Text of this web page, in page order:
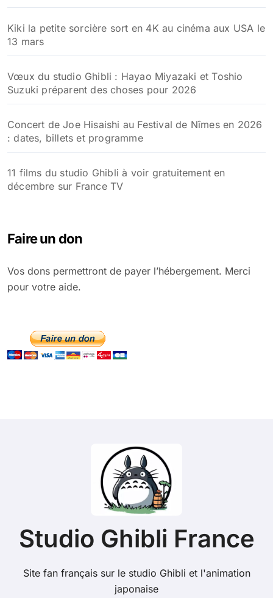
Kiki la petite sorcière sort en 4K au cinéma aux USA le
13 mars
Vœux du studio Ghibli : Hayao Miyazaki et Toshio
Suzuki préparent des choses pour 2026
Concert de Joe Hisaishi au Festival de Nîmes en 2026
: dates, billets et programme
11 films du studio Ghibli à voir gratuitement en
décembre sur France TV
Faire un don
Vos dons permettront de payer l’hébergement. Merci
pour votre aide.
Studio Ghibli France
Site fan français sur le studio Ghibli et l'animation
japonaise